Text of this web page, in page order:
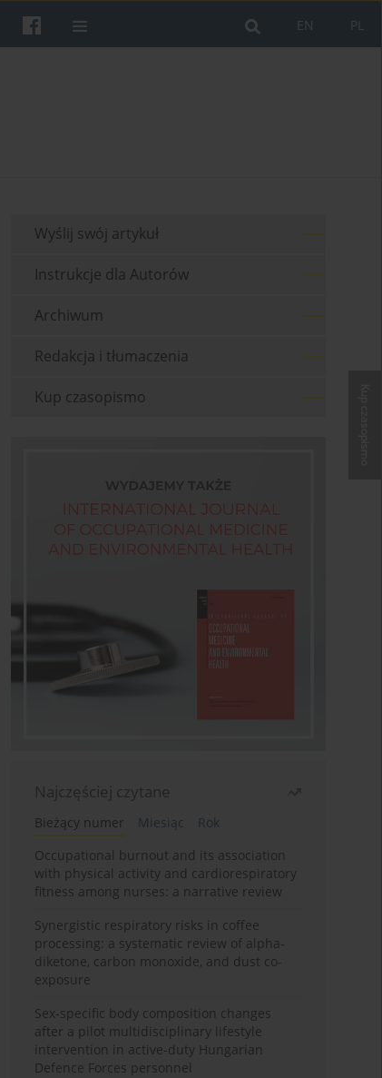
PL
EN
Wyślij swój artykuł
Instrukcje dla Autorów
Archiwum
Redakcja i tłumaczenia
Kup czasopismo
Najczęściej czytane
Bieżący numer Miesiąc
Rok
Occupational burnout and its association
with physical activity and cardiorespiratory
fitness among nurses: a narrative review
Synergistic respiratory risks in coffee
processing: a systematic review of alpha-
diketone, carbon monoxide, and dust co-
exposure
Sex-specific body composition changes
after a pilot multidisciplinary lifestyle
intervention in active-duty Hungarian
Defence Forces personnel